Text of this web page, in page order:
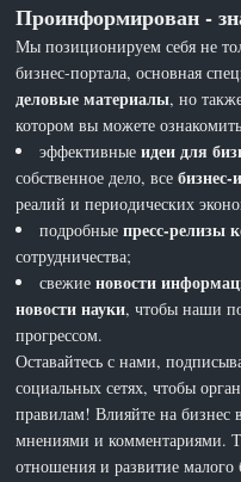
Проинформирован -
Мы позиционируем себя не
бизнес-портала, основная
деловые материалы, но
котором вы можете
эффективныеидеи для
собственное дело, всебизнес-
реалий и периодических
подробныепресс-релизы
сотрудничества;
свежиеновости
новости науки, чтобы наши
прогрессом.
Оставайтесь с нами,
социальных сетях, чтобы
правилам! Влияйте на бизнес
мнениями и комментариями.
отношения и развитие